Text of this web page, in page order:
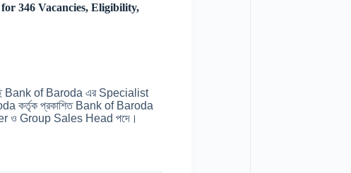
for 346 Vacancies, Eligibility,
Bank of Baroda এর Specialist
কর্তৃক প্রকাশিত Bank of Baroda
ও Group Sales Head পদে।